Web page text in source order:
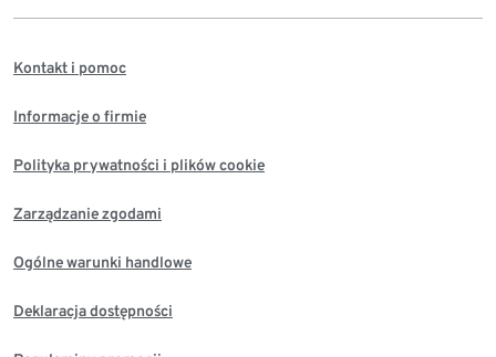
Kontakt i pomoc
Informacje o firmie
Polityka prywatności i plików cookie
Zarządzanie zgodami
Ogólne warunki handlowe
Deklaracja dostępności